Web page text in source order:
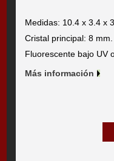
Medidas: 10.4 x 3.4 x
Cristal principal: 8 mm.
Fluorescente bajo UV
Más información